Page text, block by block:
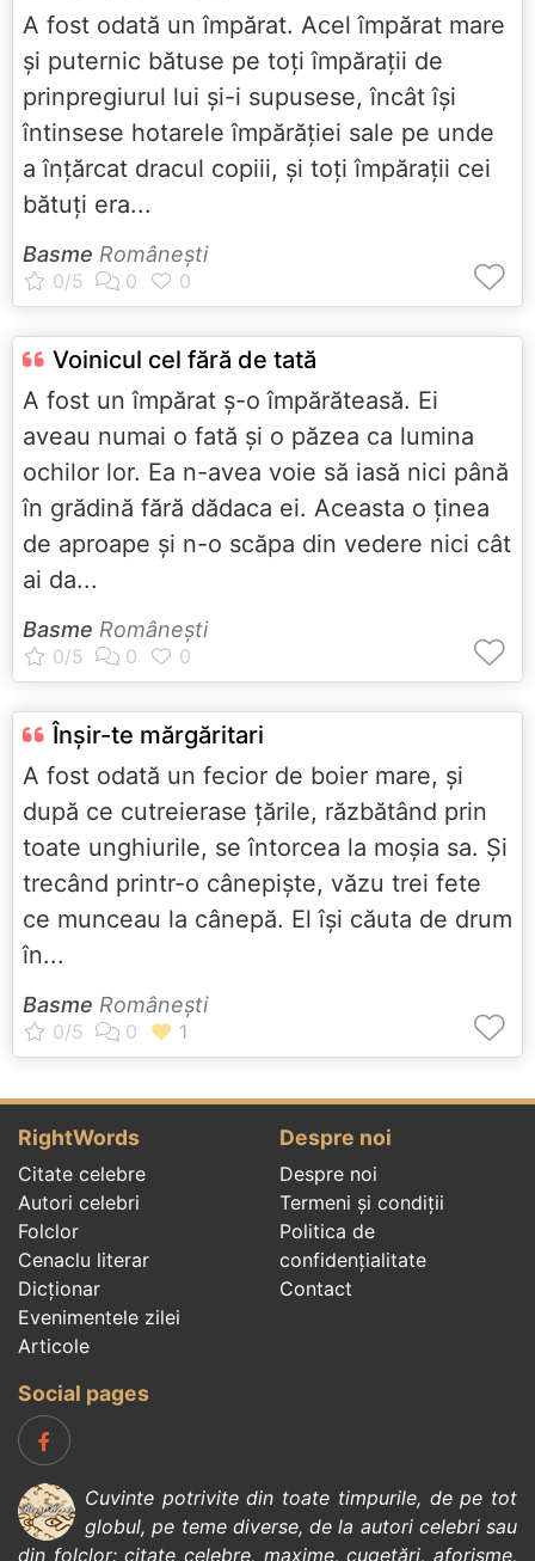
A fost odată un împărat. Acel împărat mare
și puternic bătuse pe toți împărații de
prinpregiurul lui și-i supusese, încât își
întinsese hotarele împărăției sale pe unde
a înțărcat dracul copiii, și toți împărații cei
bătuți era...
Basme Româneşti
Voinicul cel fără de tată
A fost un împărat ş-o împărăteasă. Ei
aveau numai o fată şi o păzea ca lumina
ochilor lor. Ea n-avea voie să iasă nici până
în grădină fără dădaca ei. Aceasta o ţinea
de aproape şi n-o scăpa din vedere nici cât
ai da...
Basme Româneşti
Înşir-te mărgăritari
A fost odată un fecior de boier mare, şi
după ce cutreierase ţările, răzbătând prin
toate unghiurile, se întorcea la moşia sa. Şi
trecând printr-o cânepişte, văzu trei fete
ce munceau la cânepă. El îşi căuta de drum
în...
Basme Româneşti
RightWords
Citate celebre
Autori celebri
Folclor
Cenaclu literar
Dicționar
Evenimentele zilei
Articole
Despre noi
Despre noi
Termeni și condiții
Politica de
confidenţialitate
Contact
Social pages
Cuvinte potrivite din toate timpurile, de pe tot
globul, pe teme diverse, de la autori celebrisau
din folclor:citate celebre, maxime,cugetări,aforisme,